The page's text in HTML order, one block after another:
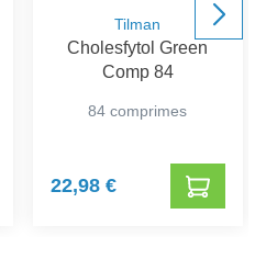
Tilman
Cholesfytol Green
Comp 84
84 comprimes
22,98 €